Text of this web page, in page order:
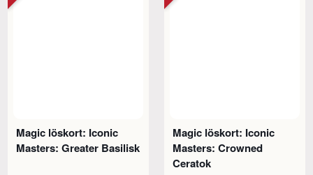
Magic löskort: Iconic
Masters: Greater Basilisk
Magic löskort: Iconic
Masters: Crowned
Ceratok